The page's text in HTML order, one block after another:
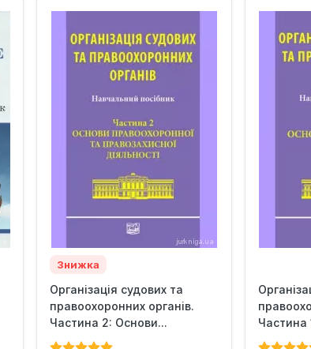
Знижка
Організація судових та
правоохоронних органів.
Частина 2: Основи...
Частина